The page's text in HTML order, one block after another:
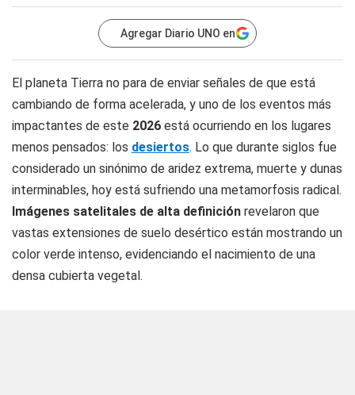
Agregar Diario UNO en
El planeta Tierra no para de enviar señales de que está
cambiando de forma acelerada, y uno de los eventos más
impactantes de este 2026 está ocurriendo en los lugares
menos pensados: los desiertos. Lo que durante siglos fue
considerado un sinónimo de aridez extrema, muerte y dunas
interminables, hoy está sufriendo una metamorfosis radical.
Imágenes satelitales de alta definición revelaron que
vastas extensiones de suelo desértico están mostrando un
color verde intenso, evidenciando el nacimiento de una
densa cubierta vegetal.